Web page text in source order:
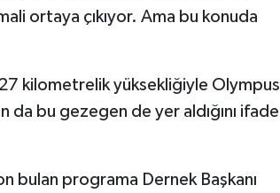
ortaya çıkıyor. Ama bu konuda
kilometrelik yüksekliğiyle Olympus
da bu gezegen de yer aldığını ifade
bulan programa Dernek Başkanı